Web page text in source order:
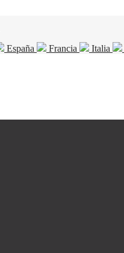
España Francia Italia